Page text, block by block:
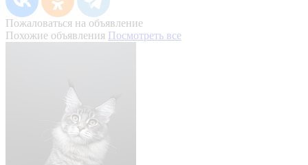
Пожаловаться на объявление
Похожие объявления Посмотреть все